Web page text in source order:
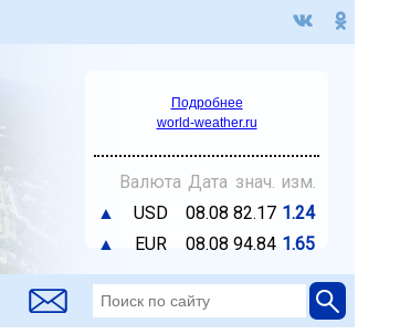
Подробнее
world-weather.ru
Валюта Дата знач. изм.
▲
USD 08.08 82.17 1.24
▲
EUR 08.08 94.84 1.65